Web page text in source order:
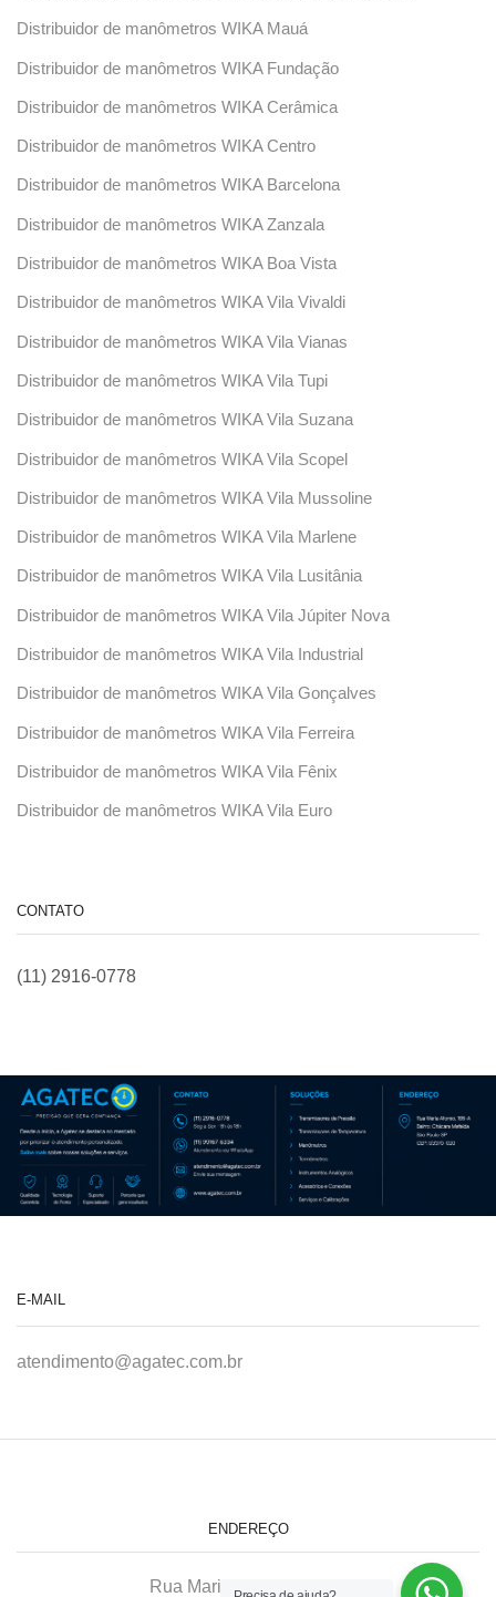
Distribuidor de manômetros WIKA Mauá
Distribuidor de manômetros WIKA Fundação
Distribuidor de manômetros WIKA Cerâmica
Distribuidor de manômetros WIKA Centro
Distribuidor de manômetros WIKA Barcelona
Distribuidor de manômetros WIKA Zanzala
Distribuidor de manômetros WIKA Boa Vista
Distribuidor de manômetros WIKA Vila Vivaldi
Distribuidor de manômetros WIKA Vila Vianas
Distribuidor de manômetros WIKA Vila Tupi
Distribuidor de manômetros WIKA Vila Suzana
Distribuidor de manômetros WIKA Vila Scopel
Distribuidor de manômetros WIKA Vila Mussoline
Distribuidor de manômetros WIKA Vila Marlene
Distribuidor de manômetros WIKA Vila Lusitânia
Distribuidor de manômetros WIKA Vila Júpiter Nova
Distribuidor de manômetros WIKA Vila Industrial
Distribuidor de manômetros WIKA Vila Gonçalves
Distribuidor de manômetros WIKA Vila Ferreira
Distribuidor de manômetros WIKA Vila Fênix
Distribuidor de manômetros WIKA Vila Euro
CONTATO
(11) 2916-0778
E-MAIL
atendimento@agatec.com.br
ENDEREÇO
Rua Maria Afonso, 166-A